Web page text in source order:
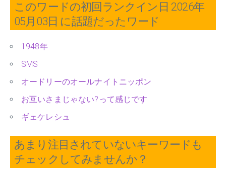
このワードの初回ランクイン日 2026年
05月03日 に話題だったワード
1948年
SMS
オードリーのオールナイトニッポン
お互いさまじゃない?って感じです
ギェケレシュ
あまり注目されていないキーワードも
チェックしてみませんか？